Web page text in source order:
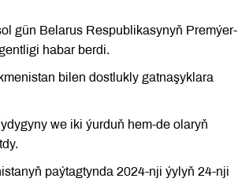
gün Belarus Respublikasynyň Premýer-
habar berdi.
bilen dostlukly gatnaşyklara
we iki ýurduň hem-de olaryň
paýtagtynda 2024-nji ýylyň 24-nji